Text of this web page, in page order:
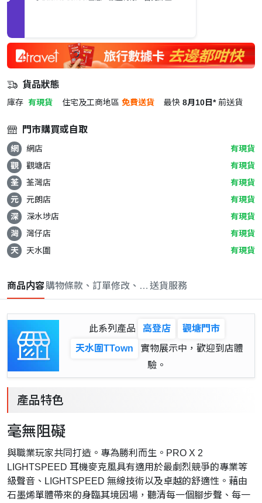
貨品狀態
庫存 有現貨 住宅及工商地區 免費送貨 最快 8月10日* 前送貨
門市購買或自取
網 網店
有現貨
觀
觀塘店
有現貨
荃
荃灣店
有現貨
元
元朗店
有現貨
深
深水埗店
有現貨
灣
灣仔店
有現貨
天
天水圍 有現貨
商品内容購物條款、訂單修改、取消與退款政策
送貨服務
此系列產品 高登店
觀塘門市
天水圍TTown
實物展示中，歡迎到店體
驗。
產品特色
毫無阻礙
與職業玩家共同打造。專為勝利而生。PRO X 2
LIGHTSPEED 耳機麥克風具有適用於最劇烈競爭的專業等
級聲音、LIGHTSPEED 無線技術以及卓越的舒適性。藉由
石墨烯單體帶來的身臨其境因場，聽清每一個腳步聲、每一